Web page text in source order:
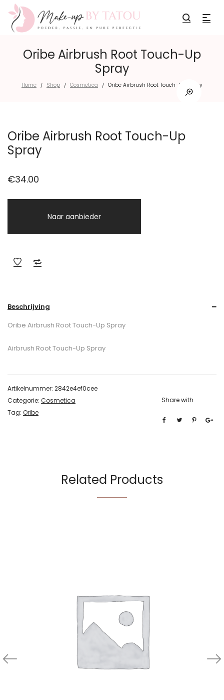
Oribe Airbrush Root Touch-Up
Spray
Home / Shop / Cosmetica / Oribe Airbrush Root Touch-Up Spray
Oribe Airbrush Root Touch-Up
Spray
€34.00
Naar aanbieder
Beschrijving
Oribe Airbrush Root Touch-Up Spray
Airbrush Root Touch-Up Spray
Artikelnummer: 2842e4ef0cee
Categorie: Cosmetica
Tag: Oribe
Share with
Related Products